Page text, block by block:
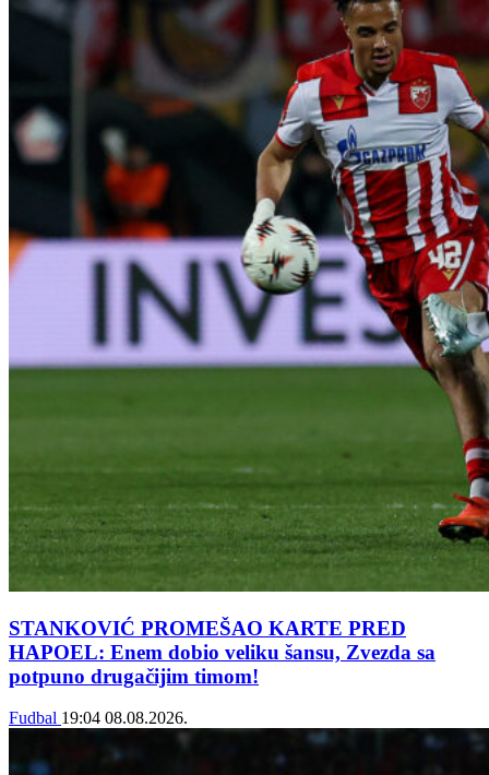
STANKOVIĆ PROMEŠAO KARTE PRED
HAPOEL: Enem dobio veliku šansu, Zvezda sa
potpuno drugačijim timom!
Fudbal 19:04 08.08.2026.